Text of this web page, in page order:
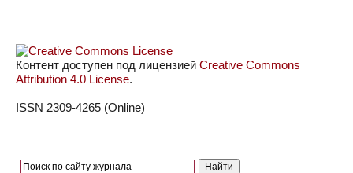
Контент доступен под лицензией Creative Commons
Attribution 4.0 License.
ISSN 2309-4265 (Online)